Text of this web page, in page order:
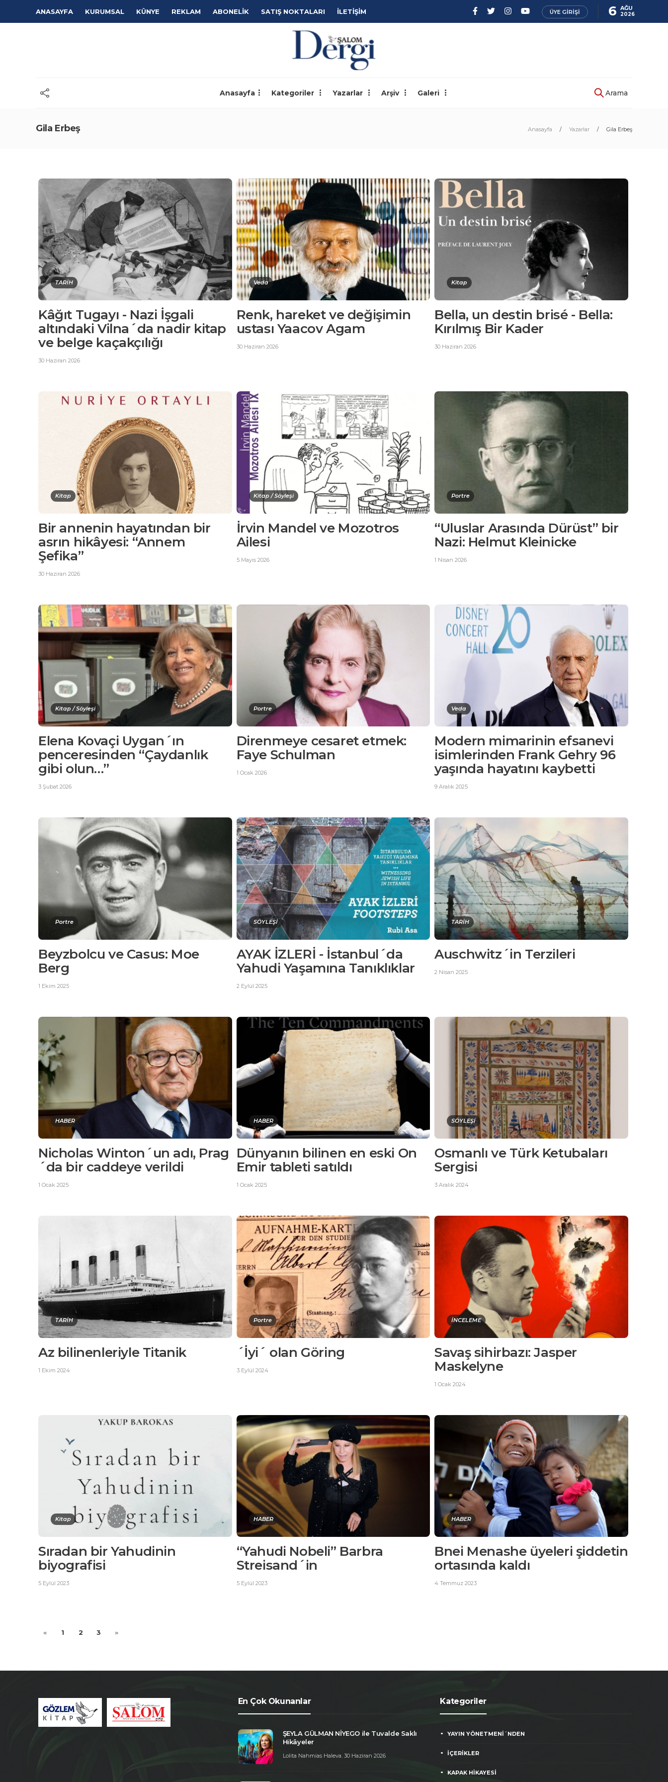
ANASAYFA KURUMSAL KÜNYE REKLAM ABONELİK SATIŞ NOKTALARI İLETİŞİM ÜYE GIRIŞI 6 AĞU
2026
Anasayfa Kategoriler Yazarlar Arşiv Galeri Arama
Gila Erbeş Anasayfa Yazarlar Gila Erbeş
TARİH
Kâğıt Tugayı - Nazi İşgali
altındaki Vilna´da nadir kitap
ve belge kaçakçılığı
30 Haziran 2026
Veda
Renk, hareket ve değişimin
ustası Yaacov Agam
30 Haziran 2026
Kitap
Bella, un destin brisé - Bella:
Kırılmış Bir Kader
30 Haziran 2026
Kitap
Bir annenin hayatından bir
asrın hikâyesi: “Annem
Şefika”
30 Haziran 2026
Kitap / Söyleşi
İrvin Mandel ve Mozotros
Ailesi
5 Mayıs 2026
Portre
“Uluslar Arasında Dürüst” bir
Nazi: Helmut Kleinicke
1 Nisan 2026
Kitap / Söyleşi
Elena Kovaçi Uygan´ın
penceresinden “Çaydanlık
gibi olun…”
3 Şubat 2026
Portre
Direnmeye cesaret etmek:
Faye Schulman
1 Ocak 2026
Veda
Modern mimarinin efsanevi
isimlerinden Frank Gehry 96
yaşında hayatını kaybetti
9 Aralık 2025
Portre
Beyzbolcu ve Casus: Moe
Berg
1 Ekim 2025
SÖYLEŞİ
AYAK İZLERİ - İstanbul´da
Yahudi Yaşamına Tanıklıklar
2 Eylül 2025
TARİH
Auschwitz´in Terzileri
2 Nisan 2025
HABER
Nicholas Winton´un adı, Prag
´da bir caddeye verildi
1 Ocak 2025
HABER
Dünyanın bilinen en eski On
Emir tableti satıldı
1 Ocak 2025
SÖYLEŞİ
Osmanlı ve Türk Ketubaları
Sergisi
3 Aralık 2024
TARİH
Az bilinenleriyle Titanik
1 Ekim 2024
Portre
´İyi´ olan Göring
3 Eylül 2024
İNCELEME
Savaş sihirbazı: Jasper
Maskelyne
1 Ocak 2024
Kitap
Sıradan bir Yahudinin
biyografisi
5 Eylül 2023
HABER
“Yahudi Nobeli” Barbra
Streisand´in
5 Eylül 2023
HABER
Bnei Menashe üyeleri şiddetin
ortasında kaldı
4 Temmuz 2023
« 1 2 3 »
En Çok Okunanlar
ŞEYLA GÜLMAN NİYEGO ile Tuvalde Saklı
Hikâyeler
Lolita Nahmias Haleva, 30 Haziran 2026
Kategoriler
YAYIN YÖNETMENİ´NDEN
İÇERİKLER
KAPAK HİKAYESİ